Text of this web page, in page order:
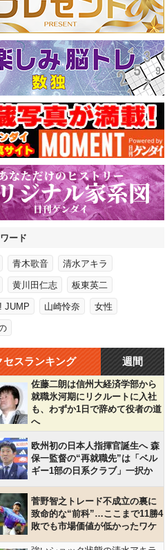
ード
青木歌音 清水アキラ
黄川田仁志 板東英二
JUMP 山崎怜奈 女性
セスランキング 週間
佐藤二朗は信州大経済学部から
就職氷河期にリクルートに入社
も、わずか1日で辞めて役者の道
へ
欧州初の日本人指揮官誕生へ 森
保一監督の“再就職先”は「ベル
ギー1部の日系クラブ」一択か
菅野智之トレード不成立の裏に
致命的な“前科”…ここまで11勝4
敗でも市場価値が低かったワケ